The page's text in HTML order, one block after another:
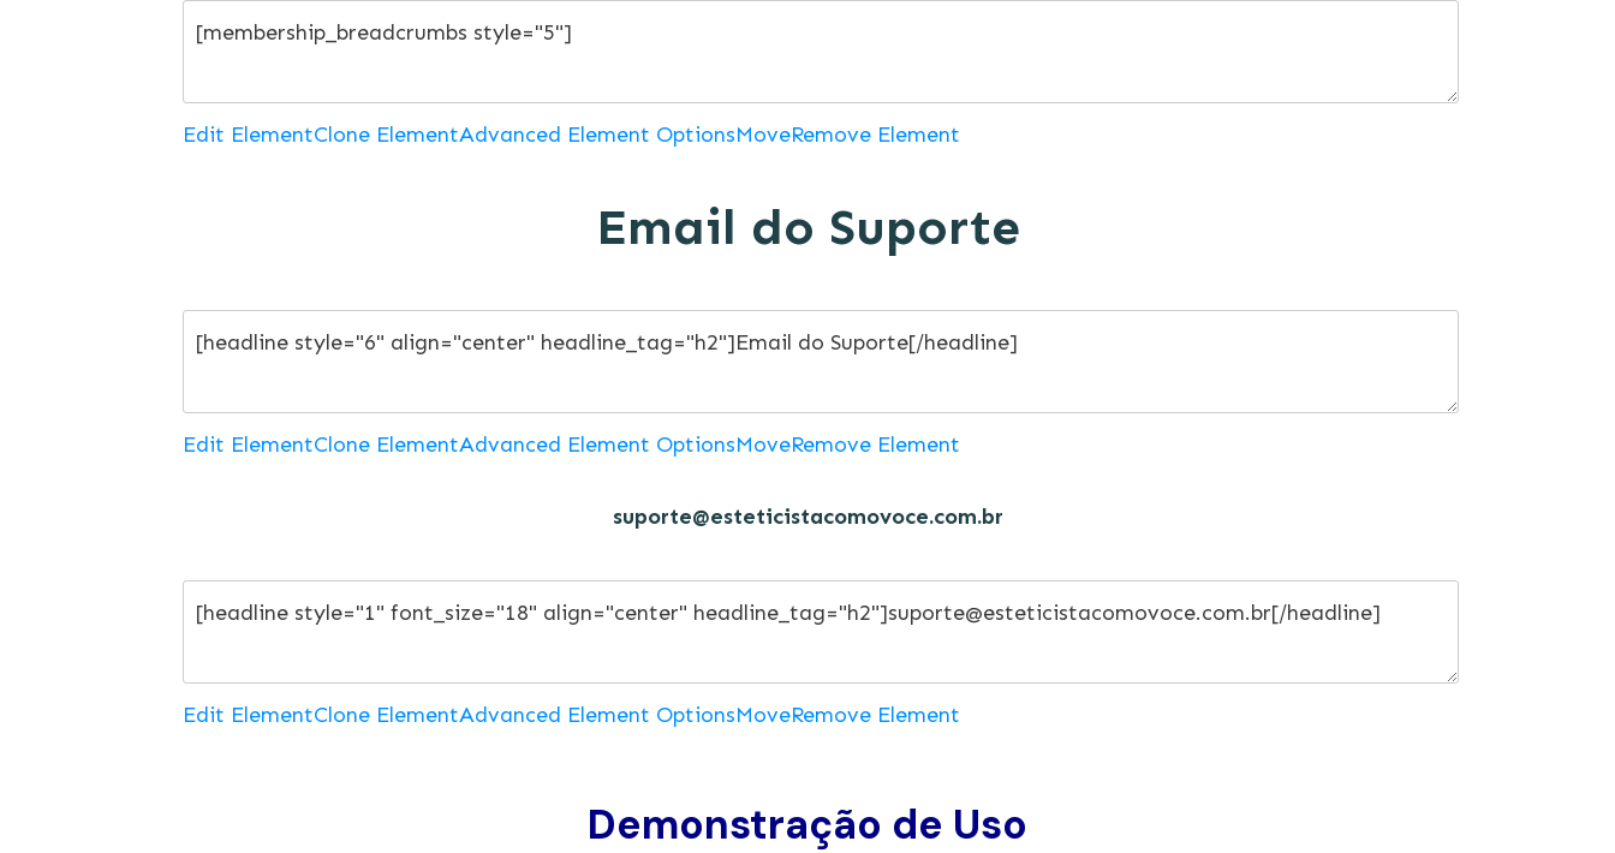
Edit ElementClone ElementAdvanced Element OptionsMoveRemove Element
Email do Suporte
Edit ElementClone ElementAdvanced Element OptionsMoveRemove Element
suporte@esteticistacomovoce.com.br
Edit ElementClone ElementAdvanced Element OptionsMoveRemove Element
Demonstração de Uso